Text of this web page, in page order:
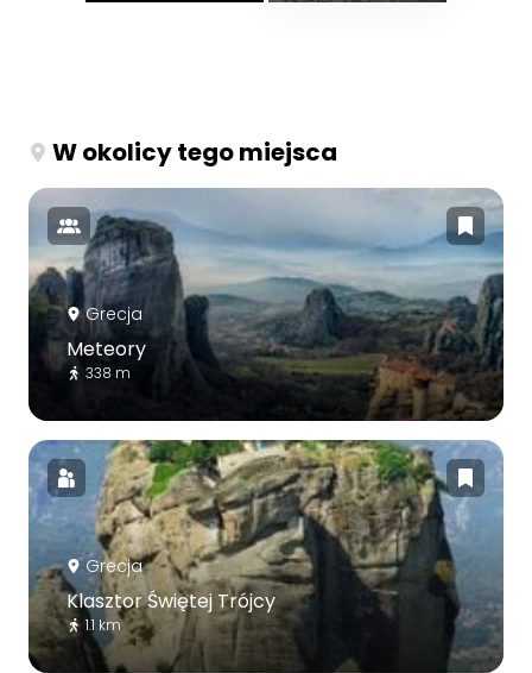
W okolicy tego miejsca
Grecja
Meteory
338 m
Grecja
Klasztor Świętej Trójcy
1.1 km